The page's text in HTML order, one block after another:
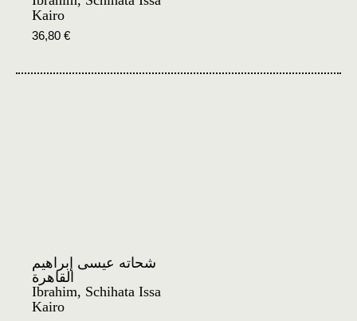
Kairo
36,80 €
شحاته عيسى إبراهيم
القاهرة
Ibrahim, Schihata Issa
Kairo